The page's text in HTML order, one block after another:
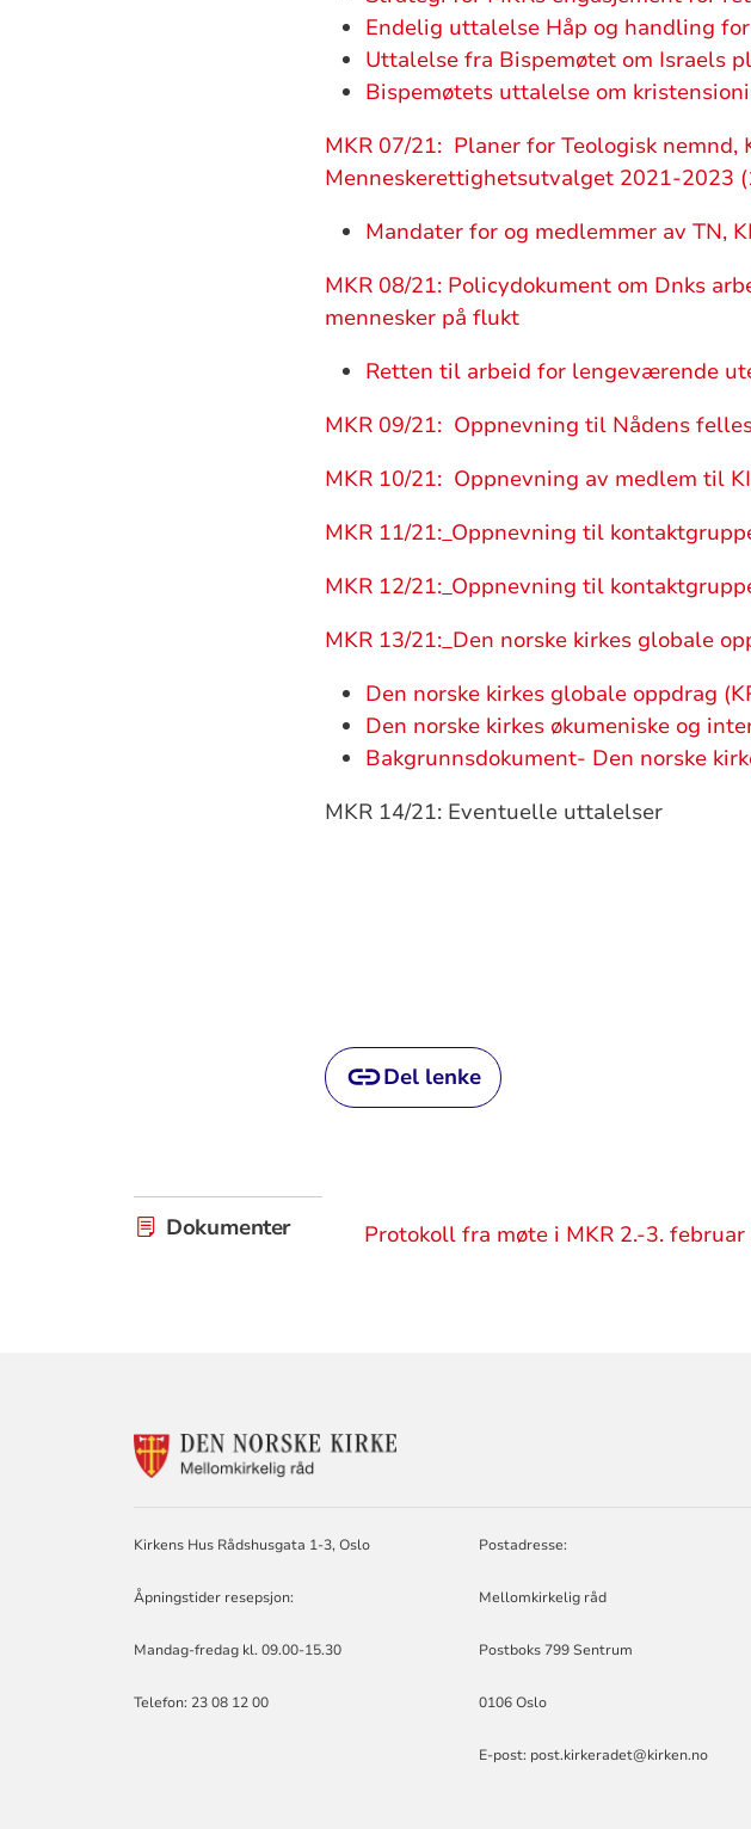
Endelig uttalelse Håp og handling
Uttalelse fra Bispemøtet om Israels
Bispemøtets uttalelse om
MKR 07/21: Planer for Teologisk
Menneskerettighetsutvalget 2021-2023
Mandater for og medlemmer av TN,
MKR 08/21: Policydokument om Dnks
mennesker på flukt
Retten til arbeid for lengeværende
MKR 09/21: Oppnevning til Nådens
MKR 10/21: Oppnevning av medlem til
MKR 11/21:_Oppnevning til
MKR 12/21:_Oppnevning til
MKR 13/21:_Den norske kirkes globale
Den norske kirkes globale oppdrag
Den norske kirkes økumeniske og
Bakgrunnsdokument- Den norske
MKR 14/21: Eventuelle uttalelser
Del lenke
Dokumenter Protokoll fra møte i MKR 2.-3.
KONTAKTINFORMASJON
Kirkens Hus Rådshusgata 1-3, Oslo
Åpningstider resepsjon:
Mandag-fredag kl. 09.00-15.30
Telefon: 23 08 12 00
Postadresse:
Mellomkirkelig råd
Postboks 799 Sentrum
0106 Oslo
E-post: post.kirkeradet@kirken.no